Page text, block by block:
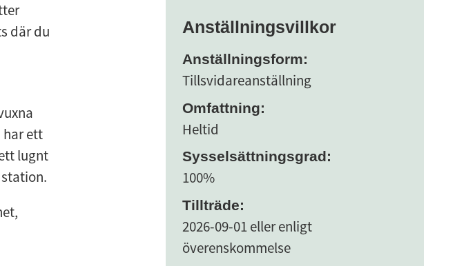
där du
har ett
lugnt
Anställningsvillkor
Anställningsform:
Tillsvidareanställning
Omfattning:
Heltid
Sysselsättningsgrad:
100%
Tillträde:
2026-09-01 eller enligt
överenskommelse